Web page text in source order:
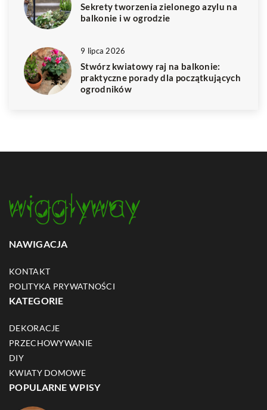
Sekrety tworzenia zielonego azylu na
balkonie i w ogrodzie
9 lipca 2026
Stwórz kwiatowy raj na balkonie:
praktyczne porady dla początkujących
ogrodników
NAWIGACJA
KONTAKT
POLITYKA PRYWATNOŚCI
KATEGORIE
DEKORACJE
PRZECHOWYWANIE
DIY
KWIATY DOMOWE
POPULARNE WPISY